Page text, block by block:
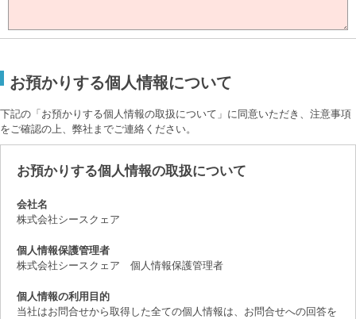
お預かりする個人情報について
下記の「お預かりする個人情報の取扱について」に同意いただき、注意事項
をご確認の上、弊社までご連絡ください。
お預かりする個人情報の取扱について
会社名
株式会社シースクェア
個人情報保護管理者
株式会社シースクェア 個人情報保護管理者
個人情報の利用目的
当社はお問合せから取得した全ての個人情報は、お問合せへの回答を